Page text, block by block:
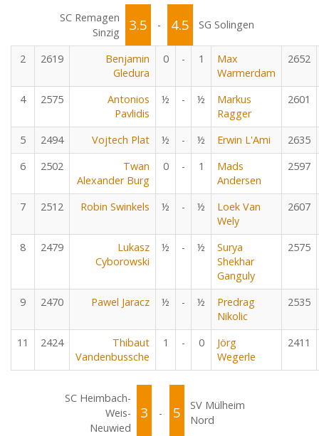
SC Remagen
Sinzig
3.5 - 4.5 SG Solingen
2 2619
Benjamin
Gledura
0 - 1
Max
Warmerdam
2652
4 2575
Antonios
Pavlidis
½ - ½
Markus
Ragger
2601
5 2494 Vojtech Plat ½ - ½ Erwin L'Ami
2635
6
2502
Twan
Alexander Burg
0 - 1
Mads
Andersen
2597
7 2512 Robin Swinkels ½ - ½
Loek Van
Wely
2607
8 2479
Lukasz
Cyborowski
½ - ½
Surya
Shekhar
Ganguly
2575
9 2470 Pawel Jaracz ½ - ½
Predrag
Nikolic
2535
11 2424
Thibaut
Vandenbussche
1 - 0
Jörg
Wegerle
2411
SC Heimbach-
Weis-
Neuwied
3 - 5
SV Mülheim
Nord